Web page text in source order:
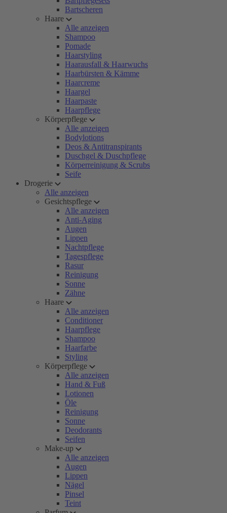
Bartscheren
Haare
Alle anzeigen
Shampoo
Pomade
Haarstyling
Haarausfall & Haarwuchs
Haarbürsten & Kämme
Haarcreme
Haargel
Haarpaste
Haarpflege
Körperpflege
Alle anzeigen
Bodylotions
Deos & Antitranspirants
Duschgel & Duschpflege
Körperreinigung & Scrubs
Seife
Drogerie
Alle anzeigen
Gesichtspflege
Alle anzeigen
Anti-Aging
Augen
Lippen
Nachtpflege
Tagespflege
Rasur
Reinigung
Sonne
Zähne
Haare
Alle anzeigen
Conditioner
Haarpflege
Shampoo
Haarfarbe
Styling
Körperpflege
Alle anzeigen
Hand & Fuß
Lotionen
Öle
Reinigung
Sonne
Deodorants
Seifen
Make-up
Alle anzeigen
Augen
Lippen
Nägel
Pinsel
Teint